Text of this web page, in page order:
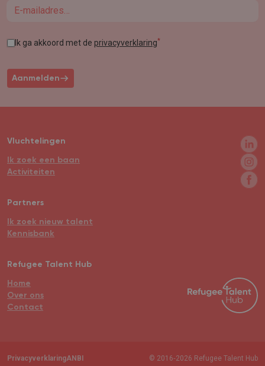
Email
Ik ga akkoord met de privacyverklaring*
Aanmelden
Vluchtelingen
Ik zoek een baan
Activiteiten
Partners
Ik zoek nieuw talent
Kennisbank
Refugee Talent Hub
Home
Over ons
Contact
PrivacyverklaringANBI © 2016‐2026 Refugee Talent Hub